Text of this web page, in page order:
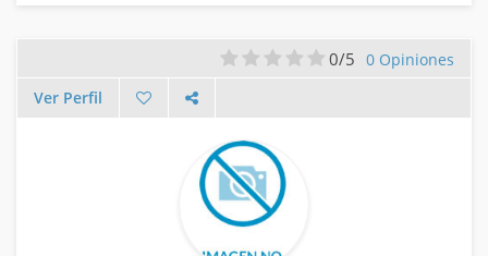
0/5 0 Opiniones
Ver Perfil